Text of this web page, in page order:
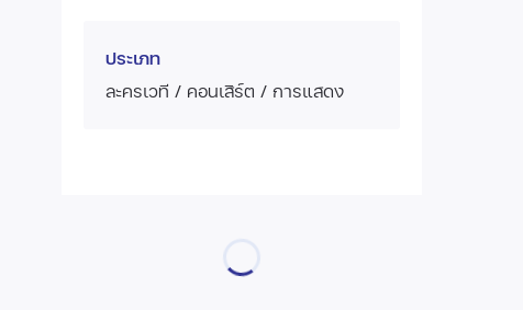
ประเภท
ละครเวที / คอนเสิร์ต / การแสดง